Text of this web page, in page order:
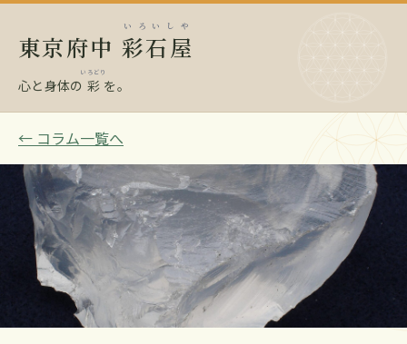
東京府中 彩石屋
いろいしや
心と身体の 彩
いろどり
を。
← コラム一覧へ